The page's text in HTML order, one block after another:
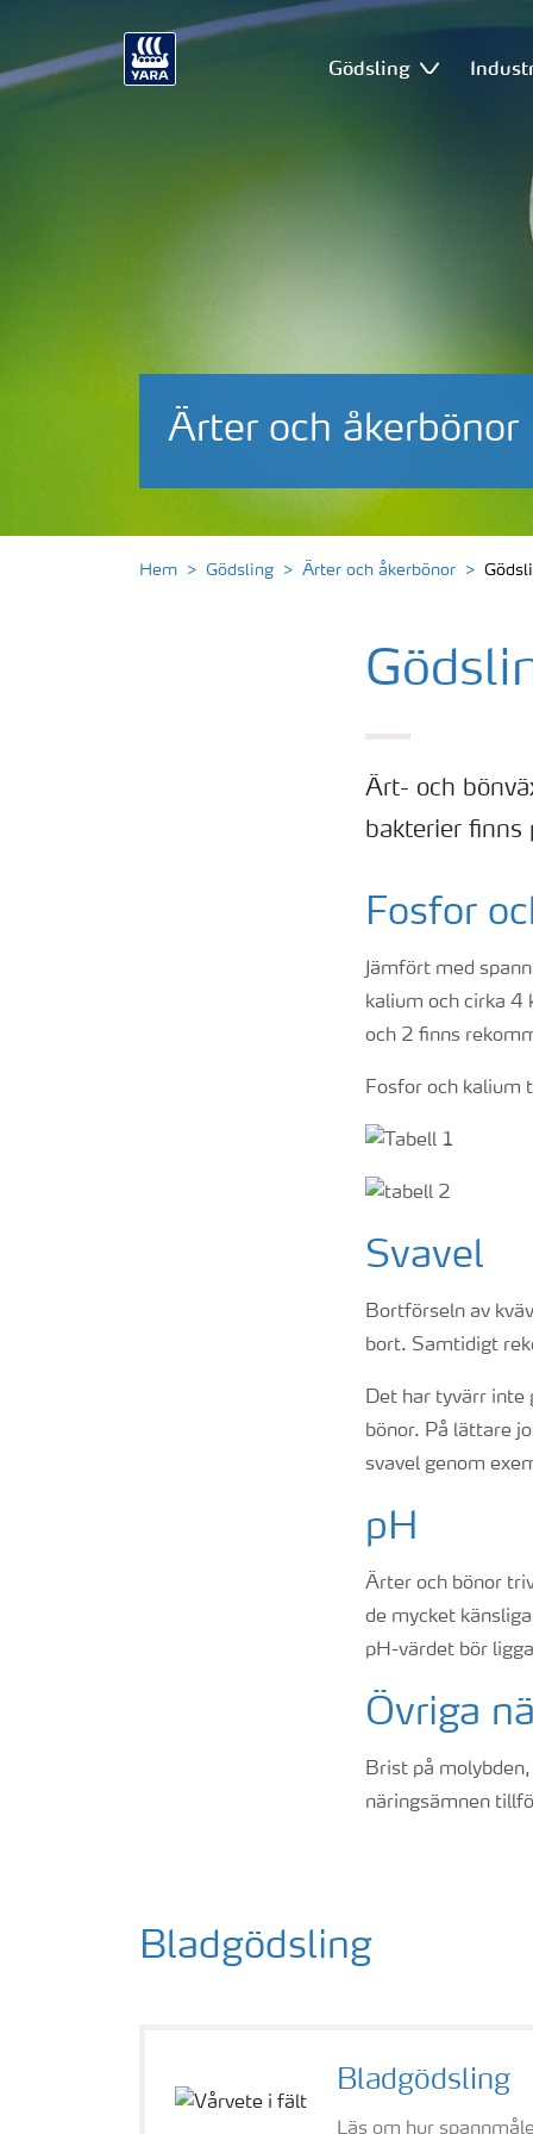
Gödsling
Ärter och åkerbönor
Hem Gödsling Ärter och åkerbönor
Ärt- och
bakterier finns
Fosfor
Jämfört med
kalium och cirka 4
och 2 finns
Fosfor och kalium
Svavel
Bortförseln av
bort. Samtidigt
Det har tyvärr inte
bönor. På lättare
svavel genom
pH
Ärter och bönor
de mycket
pH-värdet bör
Övriga
Brist på
näringsämnen
Bladgödsling
Bladgödsling
Läs om hur